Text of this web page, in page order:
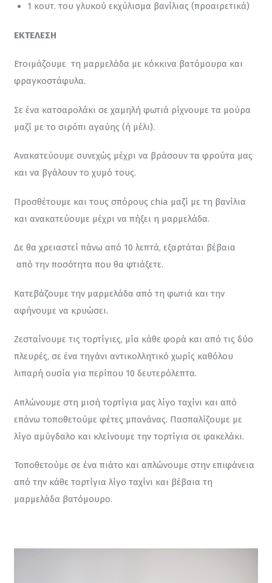
1 κουτ. του γλυκού εκχύλισμα βανίλιας (προαιρετικά)
ΕΚΤΕΛΕΣΗ
Ετοιμάζουμε  τη μαρμελάδα με κόκκινα βατόμουρα και
φραγκοστάφυλα.
Σε ένα κατσαρολάκι σε χαμηλή φωτιά ρίχνουμε τα μούρα
μαζί με το σιρόπι αγαύης (ή μέλι).
Ανακατεύουμε συνεχώς μέχρι να βράσουν τα φρούτα μας
και να βγάλουν το χυμό τους.
Προσθέτουμε και τους σπόρους chia μαζί με τη βανίλια
και ανακατεύουμε μέχρι να πήξει η μαρμελάδα.
Δε θα χρειαστεί πάνω από 10 λεπτά, εξαρτάται βέβαια
από την ποσότητα που θα φτιάξετε.
Κατεβάζουμε την μαρμελάδα από τη φωτιά και την
αφήνουμε να κρυώσει.
Ζεσταίνουμε τις τορτίγιες, μία κάθε φορά και από τις δύο
πλευρές, σε ένα τηγάνι αντικολλητικό χωρίς καθόλου
λιπαρή ουσία για περίπου 10 δευτερόλεπτα.
Απλώνουμε στη μισή τορτίγια μας λίγο ταχίνι και από
επάνω τοποθετούμε φέτες μπανάνας. Πασπαλίζουμε με
λίγο αμύγδαλο και κλείνουμε την τορτίγια σε φακελάκι.
Τοποθετούμε σε ένα πιάτο και απλώνουμε στην επιφάνεια
από την κάθε τορτίγια λίγο ταχίνι και βέβαια τη
μαρμελάδα βατόμουρο.